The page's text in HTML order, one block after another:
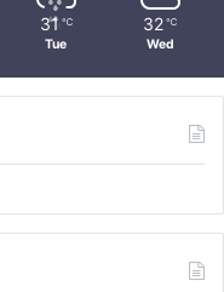
31 ℃
Tue
32 ℃
Wed